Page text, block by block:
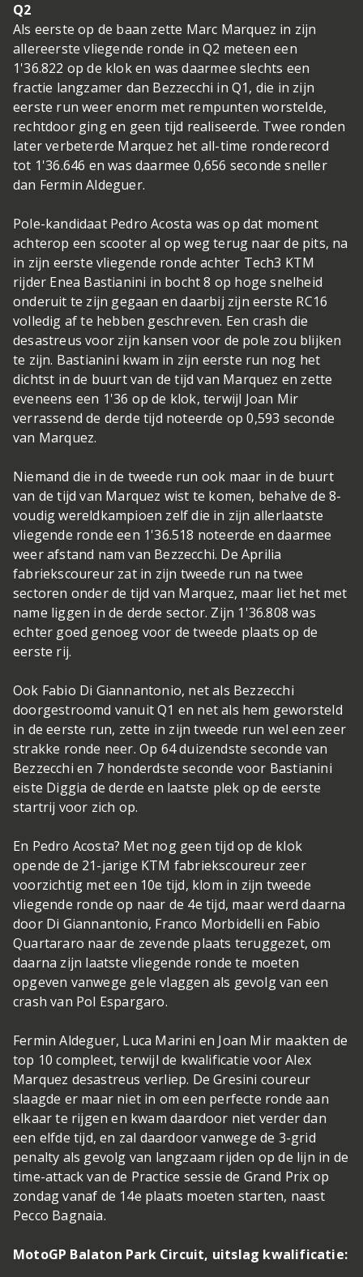
Q2
Als eerste op de baan zette Marc Marquez in zijn
allereerste vliegende ronde in Q2 meteen een
1'36.822 op de klok en was daarmee slechts een
fractie langzamer dan Bezzecchi in Q1, die in zijn
eerste run weer enorm met rempunten worstelde,
rechtdoor ging en geen tijd realiseerde. Twee ronden
later verbeterde Marquez het all-time ronderecord
tot 1'36.646 en was daarmee 0,656 seconde sneller
dan Fermin Aldeguer.
Pole-kandidaat Pedro Acosta was op dat moment
achterop een scooter al op weg terug naar de pits, na
in zijn eerste vliegende ronde achter Tech3 KTM
rijder Enea Bastianini in bocht 8 op hoge snelheid
onderuit te zijn gegaan en daarbij zijn eerste RC16
volledig af te hebben geschreven. Een crash die
desastreus voor zijn kansen voor de pole zou blijken
te zijn. Bastianini kwam in zijn eerste run nog het
dichtst in de buurt van de tijd van Marquez en zette
eveneens een 1'36 op de klok, terwijl Joan Mir
verrassend de derde tijd noteerde op 0,593 seconde
van Marquez.
Niemand die in de tweede run ook maar in de buurt
van de tijd van Marquez wist te komen, behalve de 8-
voudig wereldkampioen zelf die in zijn allerlaatste
vliegende ronde een 1'36.518 noteerde en daarmee
weer afstand nam van Bezzecchi. De Aprilia
fabriekscoureur zat in zijn tweede run na twee
sectoren onder de tijd van Marquez, maar liet het met
name liggen in de derde sector. Zijn 1'36.808 was
echter goed genoeg voor de tweede plaats op de
eerste rij.
Ook Fabio Di Giannantonio, net als Bezzecchi
doorgestroomd vanuit Q1 en net als hem geworsteld
in de eerste run, zette in zijn tweede run wel een zeer
strakke ronde neer. Op 64 duizendste seconde van
Bezzecchi en 7 honderdste seconde voor Bastianini
eiste Diggia de derde en laatste plek op de eerste
startrij voor zich op.
En Pedro Acosta? Met nog geen tijd op de klok
opende de 21-jarige KTM fabriekscoureur zeer
voorzichtig met een 10e tijd, klom in zijn tweede
vliegende ronde op naar de 4e tijd, maar werd daarna
door Di Giannantonio, Franco Morbidelli en Fabio
Quartararo naar de zevende plaats teruggezet, om
daarna zijn laatste vliegende ronde te moeten
opgeven vanwege gele vlaggen als gevolg van een
crash van Pol Espargaro.
Fermin Aldeguer, Luca Marini en Joan Mir maakten de
top 10 compleet, terwijl de kwalificatie voor Alex
Marquez desastreus verliep. De Gresini coureur
slaagde er maar niet in om een perfecte ronde aan
elkaar te rijgen en kwam daardoor niet verder dan
een elfde tijd, en zal daardoor vanwege de 3-grid
penalty als gevolg van langzaam rijden op de lijn in de
time-attack van de Practice sessie de Grand Prix op
zondag vanaf de 14e plaats moeten starten, naast
Pecco Bagnaia.
MotoGP Balaton Park Circuit, uitslag kwalificatie: